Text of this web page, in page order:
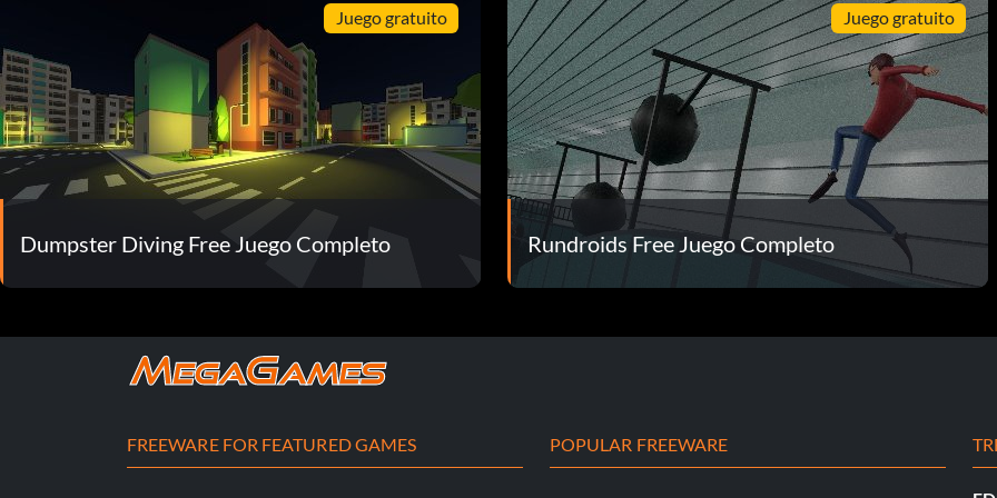
Juego gratuito
Dumpster Diving Free Juego Completo
Juego gratuito
Rundroids Free Juego Completo
FREEWARE FOR FEATURED GAMES POPULAR FREEWARE